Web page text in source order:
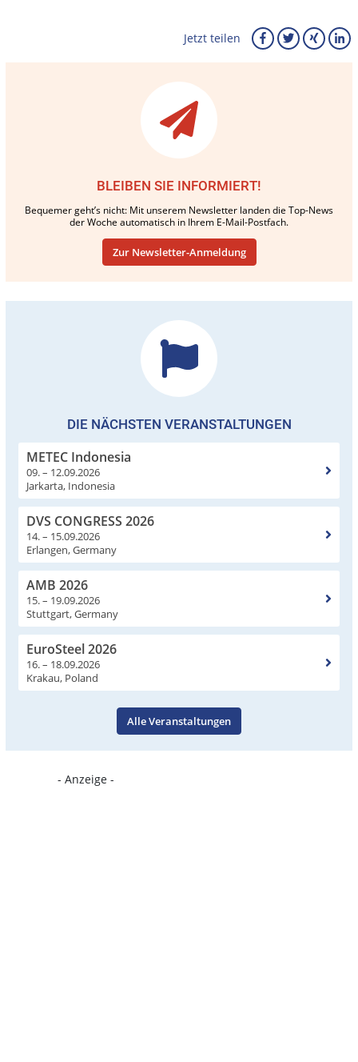
Jetzt teilen
BLEIBEN SIE INFORMIERT!
Bequemer geht’s nicht: Mit unserem Newsletter landen die Top-News
der Woche automatisch in Ihrem E-Mail-Postfach.
Zur Newsletter-Anmeldung
DIE NÄCHSTEN VERANSTALTUNGEN
METEC Indonesia
09. – 12.09.2026
Jarkarta, Indonesia
DVS CONGRESS 2026
14. – 15.09.2026
Erlangen, Germany
AMB 2026
15. – 19.09.2026
Stuttgart, Germany
EuroSteel 2026
16. – 18.09.2026
Krakau, Poland
Alle Veranstaltungen
- Anzeige -